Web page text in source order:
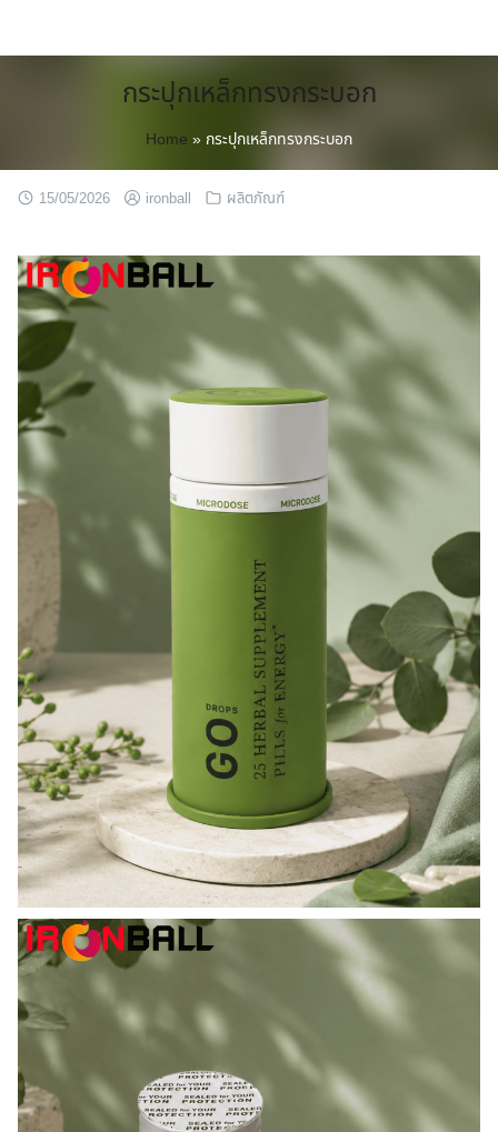
กระปุกเหล็กทรงกระบอก
Home » กระปุกเหล็กทรงกระบอก
15/05/2026 ironball ผลิตภัณฑ์